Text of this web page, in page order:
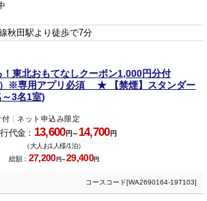
秋田駅より徒歩で7分
東北おもてなしクーポン1,000円分付
※専用アプリ必須 ★ 【禁煙】スタンダー
～3名1室)
付 ネット申込み限定
代金： 13,600円～14,700円
（大人お1人様/1泊）
総額： 27,200円～29,400円
コースコード[WA2690164-19T103]